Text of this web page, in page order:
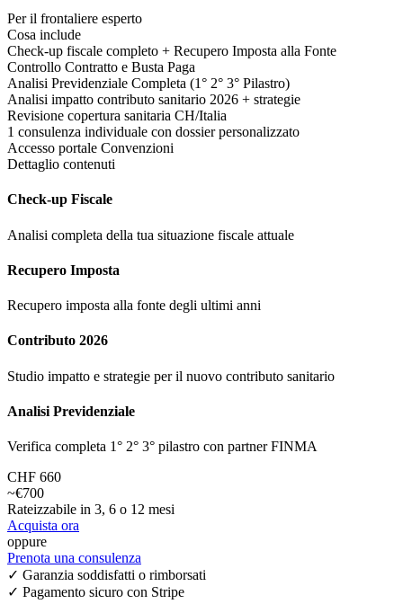
Per il frontaliere esperto
Cosa include
Check-up fiscale completo + Recupero Imposta alla Fonte
Controllo Contratto e Busta Paga
Analisi Previdenziale Completa (1° 2° 3° Pilastro)
Analisi impatto contributo sanitario 2026 + strategie
Revisione copertura sanitaria CH/Italia
1 consulenza individuale con dossier personalizzato
Accesso portale Convenzioni
Dettaglio contenuti
Check-up Fiscale
Analisi completa della tua situazione fiscale attuale
Recupero Imposta
Recupero imposta alla fonte degli ultimi anni
Contributo 2026
Studio impatto e strategie per il nuovo contributo sanitario
Analisi Previdenziale
Verifica completa 1° 2° 3° pilastro con partner FINMA
CHF 660
~€700
Rateizzabile in 3, 6 o 12 mesi
Acquista ora
oppure
Prenota una consulenza
✓ Garanzia soddisfatti o rimborsati
✓ Pagamento sicuro con Stripe